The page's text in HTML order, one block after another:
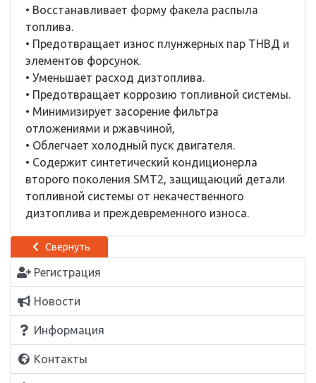
Свернуть
Регистрация
Новости
Информация
Контакты
• Восстанавливает форму факела распыла
топлива.
• Предотвращает износ плунжерных пар ТНВД и
элементов форсунок.
• Уменьшает расход дизтоплива.
• Предотвращает коррозию топливной системы.
• Минимизирует засорение фильтра
отложениями и ржавчиной,
• Облегчает холодный пуск двигателя.
• Содержит синтетический кондиционерла
второго поколения SMT2, защищаюций детали
топливной системы от некачественного
дизтоплива и преждевременного износа.